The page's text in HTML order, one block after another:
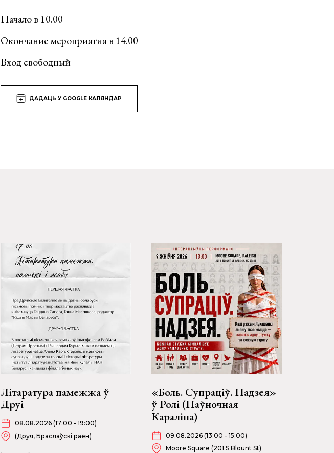
Начало в 10.00
Окончание мероприятия в 14.00
Вход свободный
ДАДАЦЬ У GOOGLE КАЛЯНДАР
Літаратура памежжа ў
Друі
08.08.2026 (17:00 - 19:00)
(Друя, Браслаўскі раён)
«Боль. Супраціў. Надзея»
ў Ролі (Паўночная
Караліна)
09.08.2026 (13:00 - 15:00)
Moore Square (201 S Blount St)